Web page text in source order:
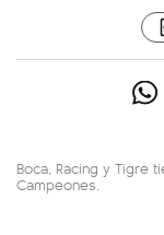
Boca, Racing y Tigre
Campeones.